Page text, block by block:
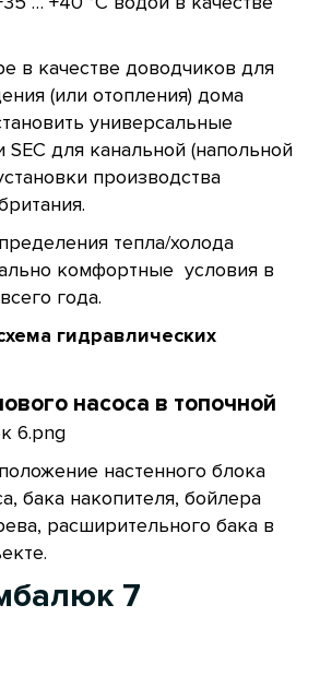
в качестве доводчиков для
(или отопления) дома
универсальные
для канальной (напольной
производства
тепла/холода
комфортные условия в
года.
гидравлических
насоса в топочной
настенного блока
бака накопителя, бойлера
расширительного бака в